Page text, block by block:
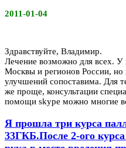
2011-01-04
Здравствуйте, Владимир.
Лечение возможно для всех. У
Москвы и регионов России, но
улучшений сопоставима. Для
же проще, консультации
помощи skype можно многие
Я прошла три курса
33ГКБ.После 2-ого